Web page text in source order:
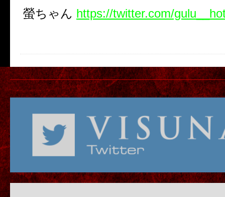
螢ちゃん https://twitter.com/